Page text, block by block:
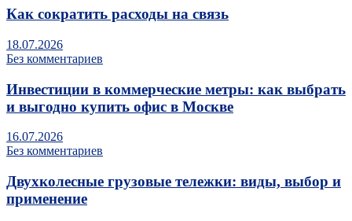
Как сократить расходы на связь
18.07.2026
Без комментариев
Инвестиции в коммерческие метры: как выбрать
и выгодно купить офис в Москве
16.07.2026
Без комментариев
Двухколесные грузовые тележки: виды, выбор и
применение